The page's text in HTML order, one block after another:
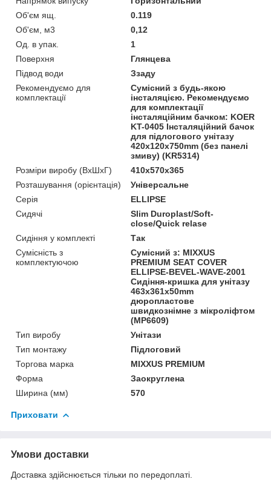
Об'єм ящ.
0.119
Об'єм, м3
0,12
Од. в упак.
1
Поверхня
Глянцева
Підвод води
Ззаду
Рекомендуємо для
комплектації
Сумісний з будь-якою
інсталяцією. Рекомендуємо
для комплектації
інсталяційним бачком: KOER
KT-0405 Інсталяційний бачок
для підлогового унітазу
420x120x750mm (без панелі
змиву) (KR5314)
Розміри виробу (ВхШхГ)
410x570x365
Розташування (орієнтація)
Універсальне
Серія
ELLIPSE
Сидячі
Slim Duroplast/Soft-
close/Quick relase
Сидіння у комплекті
Так
Сумісність з
комплектуючою
Сумісний з: MIXXUS
PREMIUM SEAT COVER
ELLIPSE-BEVEL-WAVE-2001
Сидіння-кришка для унітазу
463х361х50mm
дюропластове
швидкознімне з мікроліфтом
(MP6609)
Тип виробу
Унітази
Тип монтажу
Підлоговий
Торгова марка
MIXXUS PREMIUM
Форма
Заокруглена
Ширина (мм)
570
Приховати
Умови доставки
Доставка здійснюється тільки по передоплаті.